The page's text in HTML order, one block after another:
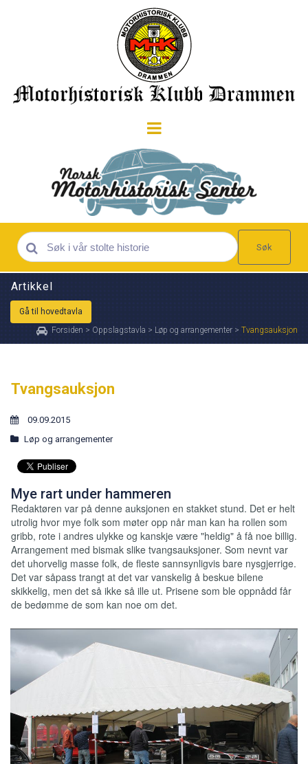
Søk
Artikkel
Gå til hovedtavla
Forsiden > Oppslagstavla > Løp og arrangementer > Tvangsauksjon
Tvangsauksjon
09.09.2015
Løp og arrangementer
Mye rart under hammeren
Redaktøren var på denne auksjonen en stakket stund. Det er helt
utrolig hvor mye folk som møter opp når man kan ha rollen som
gribb, rote i andres ulykke og kanskje være "heldig" å få noe billig.
Arrangement med bismak slike tvangsauksjoner. Som nevnt var
det uhorvelig masse folk, de fleste sannsynligvis bare nysgjerrige.
Det var såpass trangt at det var vanskelig å beskue bilene
skikkelig, men det så ikke så ille ut. Prisene som ble oppnådd får
de bedømme de som kan noe om det.